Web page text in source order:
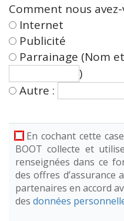
Comment nous
Internet
Publicité
Parrainage (Nom
)
Autre :
En cochant cette
BOOT collecte et
renseignées dans ce
des offres d’assurance
partenaires en accord
des données